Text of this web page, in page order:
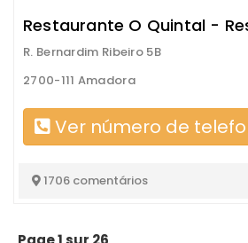
Restaurante O Quintal -
R. Bernardim Ribeiro 5B
2700-111 Amadora
Ver número de
1706 comentários